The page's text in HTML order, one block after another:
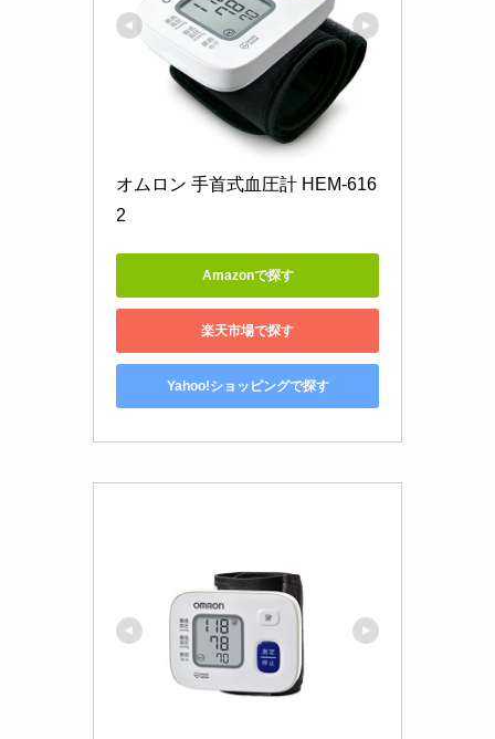
オムロン 手首式血圧計 HEM-616
2
Amazonで探す
楽天市場で探す
Yahoo!ショッピングで探す